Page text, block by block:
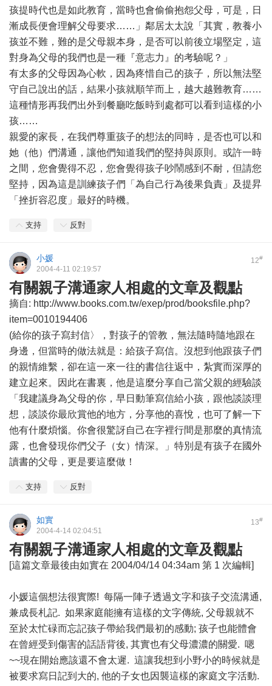
孩提時代也是如此教育，當時也會偷偷抱怨父母，可是，日
漸成長便會理解父母要求……」鄰居太太說「其實，教養小
孩並不難，難的是父母親本身，是否可以前後立場堅定，這
對身為父母的我們也是一種『意志力』的考驗呢？」
有太多的父母因為心軟，因為疼惜自己的孩子，所以無法堅
守自己說出的話，結果小孩就順竿而上，越大越難教育……
這種情形再我們出外到餐廳吃飯時到處都可以看到這樣的小
孩……
親愛的家長，在我們尊重孩子的想法的同時，是否也可以和
她（他）們溝通，讓他們知道我們的堅持與原則。或許一時
之間，您會覺得不忍，您會覺得孩子吵鬧感到不耐，但請您
堅持，因為這是訓練孩子們「為自己行為後果負責」及提昇
「挫折容忍度」最好的時機。
支持 反對
12#
小媛
2004-4-11 02:19:57
有關親子溝通家人相處的文章及觀點
摘自: http://www.books.com.tw/exep/prod/booksfile.php?
item=0010194406
(給你的孩子寫封信〉，對孩子的管教，無法隨時隨地跟在
身邊，但當時的做法就是：給孩子寫信。沒想到他跟孩子們
的親情維繫，卻在這一來一往的書信往返中，紮實而深厚的
建立起來。因此在書裏，他是這麼分享自己當父親的經驗談
「我建議身為父母的你，早日動筆寫信給小孩，跟他談談理
想，談談你最欣賞他的地方，分享他的喜悅，也可了解一下
他有什麼煩惱。你會很驚訝自己在字裡行間是那麼的真情流
露，也會發現你們父子（女）情深。」特別是有孩子在國外
讀書的父母，更是要這麼做！
支持 反對
13#
如實
2004-4-14 02:04:51
有關親子溝通家人相處的文章及觀點
[這篇文章最後由如實在 2004/04/14 04:34am 第 1 次編輯]
小媛這個想法很實際! 每隔一陣子透過文字和孩子交流溝通,
兼成長札記. 如果家庭能擁有這樣的文字傳統, 父母親就不
至於太忙碌而忘記孩子帶給我們最初的感動; 孩子也能體會
在曾經受到傷害的話語背後, 其實也有父母濃濃的關愛. 嗯
~~現在開始應該還不會太遲. 這讓我想到小野小的時候就是
被要求寫日記到大的, 他的子女也因襲這樣的家庭文字活動.